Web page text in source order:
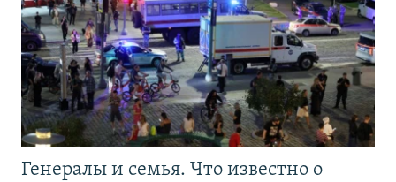
Генералы и семья. Что известно о